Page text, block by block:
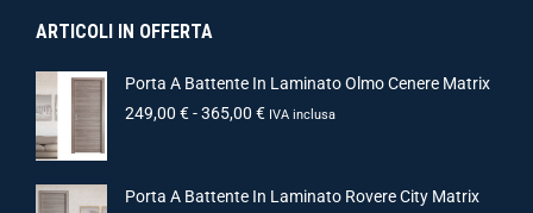
ARTICOLI IN OFFERTA
Porta A Battente In Laminato Olmo Cenere Matrix
249,00 €-365,00 € IVA inclusa
Porta A Battente In Laminato Rovere City Matrix